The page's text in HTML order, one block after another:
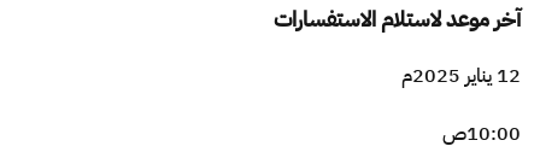
آخر موعد لاستلام الاستفسارات
12 يناير 2025م
10:00ص